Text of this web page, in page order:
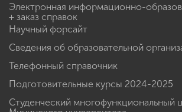
Электронная информационно-
+ заказ справок
Научный форсайт
Сведения об образовательной
Телефонный справочник
Подготовительные курсы 2024-2025
Студенческий многофункциональный